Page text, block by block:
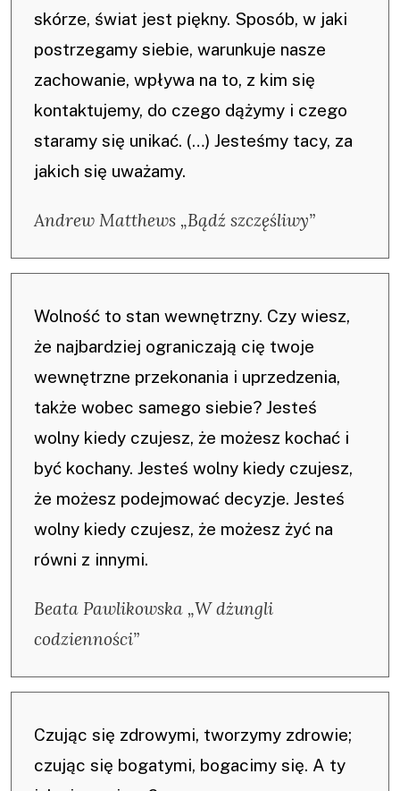
skórze, świat jest piękny. Sposób, w jaki
postrzegamy siebie, warunkuje nasze
zachowanie, wpływa na to, z kim się
kontaktujemy, do czego dążymy i czego
staramy się unikać. (…) Jesteśmy tacy, za
jakich się uważamy.
Andrew Matthews „Bądź szczęśliwy”
Wolność to stan wewnętrzny. Czy wiesz,
że najbardziej ograniczają cię twoje
wewnętrzne przekonania i uprzedzenia,
także wobec samego siebie? Jesteś
wolny kiedy czujesz, że możesz kochać i
być kochany. Jesteś wolny kiedy czujesz,
że możesz podejmować decyzje. Jesteś
wolny kiedy czujesz, że możesz żyć na
równi z innymi.
Beata Pawlikowska „W dżungli
codzienności”
Czując się zdrowymi, tworzymy zdrowie;
czując się bogatymi, bogacimy się. A ty